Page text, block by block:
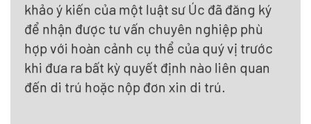
khảo ý kiến của một luật sư Úc đã đăng ký
để nhận được tư vấn chuyên nghiệp phù
hợp với hoàn cảnh cụ thể của quý vị trước
khi đưa ra bất kỳ quyết định nào liên quan
đến di trú hoặc nộp đơn xin di trú.